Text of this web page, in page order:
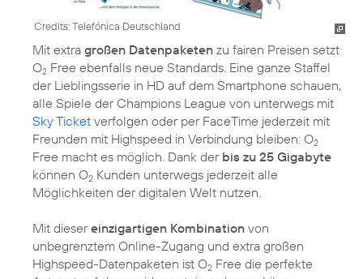
Credits: Telefónica Deutschland
Mit extra großen Datenpaketen zu fairen Preisen setzt
O2 Free ebenfalls neue Standards. Eine ganze Staffel
der Lieblingsserie in HD auf dem Smartphone schauen,
alle Spiele der Champions League von unterwegs mit
Sky Ticket verfolgen oder per FaceTime jederzeit mit
Freunden mit Highspeed in Verbindung bleiben: O2
Free macht es möglich. Dank der bis zu 25 Gigabyte
können O2 Kunden unterwegs jederzeit alle
Möglichkeiten der digitalen Welt nutzen.
Mit diesereinzigartigen Kombination von
unbegrenztem Online-Zugang und extra großen
Highspeed-Datenpaketen ist O2 Free die perfekte